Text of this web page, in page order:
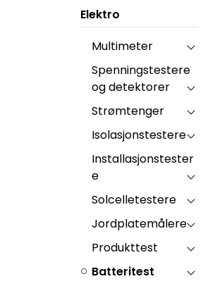
Elektro
Multimeter
Spenningstestere
og detektorer
Strømtenger
Isolasjonstestere
Installasjonstester
e
Solcelletestere
Jordplatemålere
Produkttest
Batteritest